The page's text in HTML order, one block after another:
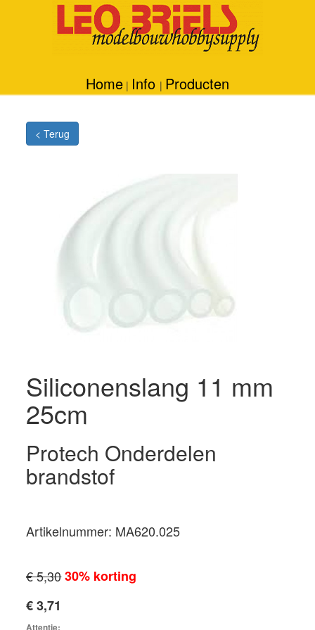
Home | Info | Producten
< Terug
Siliconenslang 11 mm
25cm
Protech Onderdelen
brandstof
Artikelnummer: MA620.025
€ 5,3030% korting
€ 3,71